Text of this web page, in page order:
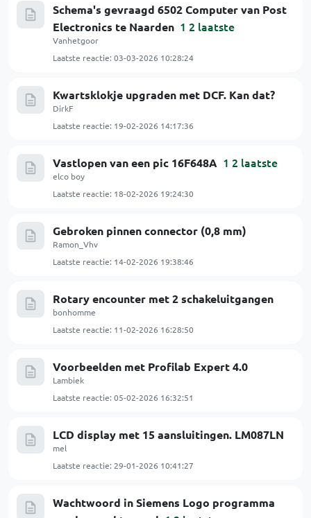
Schema's gevraagd 6502 Computer van Post
Electronics te Naarden 1 2 laatste
Vanhetgoor
Laatste reactie: 03-03-2026 10:28:24
Kwartsklokje upgraden met DCF. Kan dat?
DirkF
Laatste reactie: 19-02-2026 14:17:36
Vastlopen van een pic 16F648A 1 2 laatste
elco boy
Laatste reactie: 18-02-2026 19:24:30
Gebroken pinnen connector (0,8 mm)
Ramon_Vhv
Laatste reactie: 14-02-2026 19:38:46
Rotary encounter met 2 schakeluitgangen
bonhomme
Laatste reactie: 11-02-2026 16:28:50
Voorbeelden met Profilab Expert 4.0
Lambiek
Laatste reactie: 05-02-2026 16:32:51
LCD display met 15 aansluitingen. LM087LN
mel
Laatste reactie: 29-01-2026 10:41:27
Wachtwoord in Siemens Logo programma